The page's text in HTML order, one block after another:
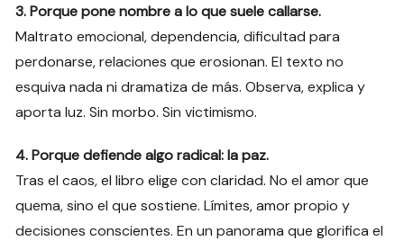
3. Porque pone nombre a lo que suele callarse.
Maltrato emocional, dependencia, dificultad para
perdonarse, relaciones que erosionan. El texto no
esquiva nada ni dramatiza de más. Observa, explica y
aporta luz. Sin morbo. Sin victimismo.
4. Porque defiende algo radical: la paz.
Tras el caos, el libro elige con claridad. No el amor que
quema, sino el que sostiene. Límites, amor propio y
decisiones conscientes. En un panorama que glorifica el